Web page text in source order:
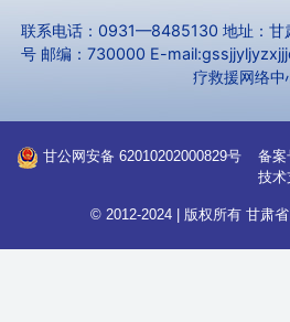
联系电话：0931—8485130 地址：甘
号 邮编：730000 E-
疗救援网络中
甘公网安备 62010202000829号 备案
技术
© 2012-2024 | 版权所有 甘肃